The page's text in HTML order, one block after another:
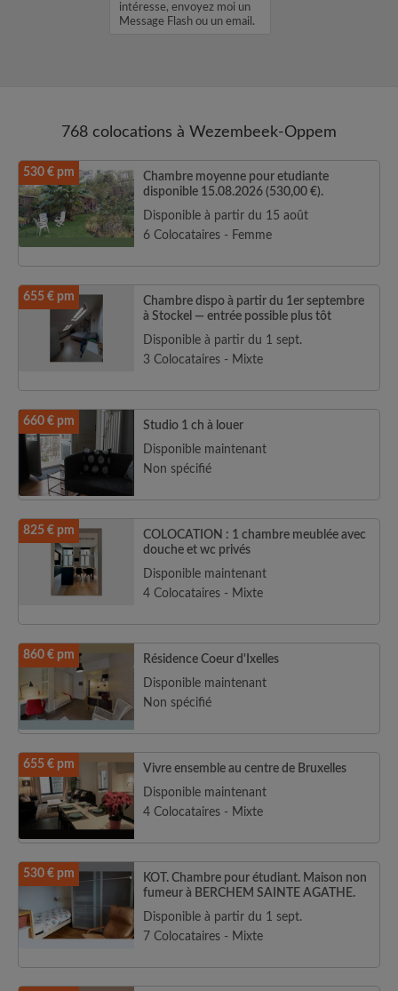
intéresse, envoyez moi un
Message Flash ou un email.
768 colocations à Wezembeek-Oppem
530 € pm
Chambre moyenne pour etudiante
disponible 15.08.2026 (530,00 €).
Disponible à partir du 15 août
6 Colocataires - Femme
655 € pm
Chambre dispo à partir du 1er septembre
à Stockel — entrée possible plus tôt
Disponible à partir du 1 sept.
3 Colocataires - Mixte
660 € pm
Studio 1 ch à louer
Disponible maintenant
Non spécifié
825 € pm
COLOCATION : 1 chambre meublée avec
douche et wc privés
Disponible maintenant
4 Colocataires - Mixte
860 € pm
Résidence Coeur d'Ixelles
Disponible maintenant
Non spécifié
655 € pm
Vivre ensemble au centre de Bruxelles
Disponible maintenant
4 Colocataires - Mixte
530 € pm
KOT. Chambre pour étudiant. Maison non
fumeur à BERCHEM SAINTE AGATHE.
Disponible à partir du 1 sept.
7 Colocataires - Mixte